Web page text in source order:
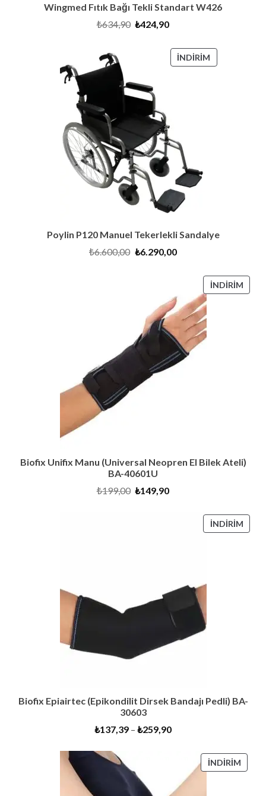
Wingmed Fıtık Bağı Tekli Standart W426
₺634,90 Orijinal
₺424,90Şu
₺424,90.
İNDIRIM
ÜRÜN
Poylin P120 Manuel Tekerlekli Sandalye
₺6.600,00 Orijinal
₺6.290,00Şu
₺6.290,00.İNDIRIM
ÜRÜN
Biofix Unifix Manu (Universal Neopren El Bilek Ateli)
BA-40601U
₺199,00 Orijinal
₺149,90Şu
₺149,90.
İNDIRIM
ÜRÜN
Biofix Epiairtec (Epikondilit Dirsek Bandajı Pedli) BA-
30603
₺137,39 – ₺259,90
İNDIRIM
ÜRÜN